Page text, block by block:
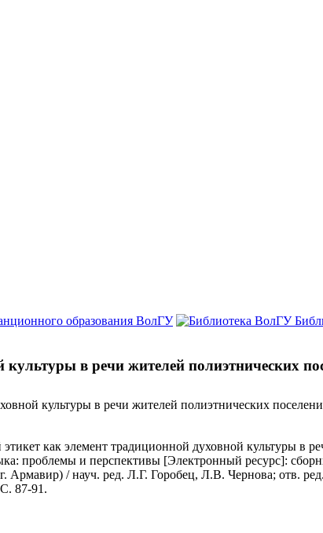
образования ВолГУ
в речи жителей полиэтнических
культуры в речи жителей полиэтнических
как элемент традиционной духовной культуры в
проблемы и перспективы [Электронный ресурс]:
Армавир) / науч. ред. Л.Г. Горобец, Л.В. Чернова; отв.
87-91.